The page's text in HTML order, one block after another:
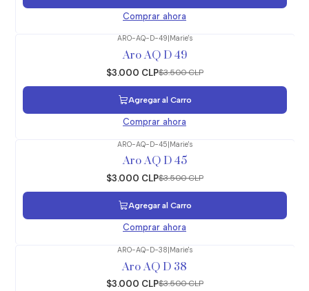
Comprar ahora
ARO-AQ-D-49 Marie's
Aro AQ D 49
$3.000 CLP$3.500 CLP
Agregar al Carro
Comprar ahora
ARO-AQ-D-45|Marie's
Aro AQ D 45
$3.000 CLP$3.500 CLP
Agregar al Carro
Comprar ahora
ARO-AQ-D-38|Marie's
Aro AQ D 38
$3.000 CLP$3.500 CLP